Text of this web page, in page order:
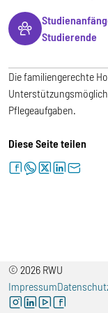
Studierende
Die familiengerechte
Pflegeaufgaben.
Diese Seite teilen
facebookwhatsapptwitterlinkedinletter
© 2026 RWU
Impressum
instagramlinkedinyoutubefacebook